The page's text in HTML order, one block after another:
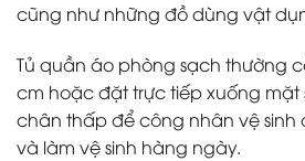
cũng như những đồ dùng vật
Tủ quần áo phòng sạch thường
cm hoặc đặt trực tiếp xuống mặt
chân thấp để công nhân vệ sinh
và làm vệ sinh hàng ngày.